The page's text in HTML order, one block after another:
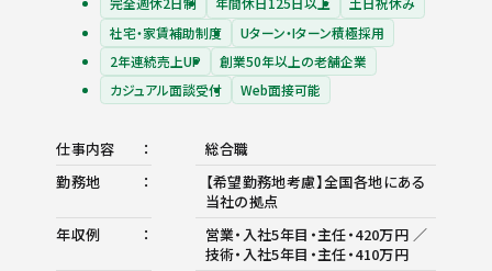
社宅・家賃補助制度
Uターン・Iターン積極採用
2年連続売上UP
創業50年以上の老舗企業
カジュアル面談受付
Web面接可能
仕事内容
総合職
勤務地
【希望勤務地考慮】全国各地にある
当社の拠点
年収例
営業・入社5年目・主任・420万円 ／
技術・入社5年目・主任・410万円